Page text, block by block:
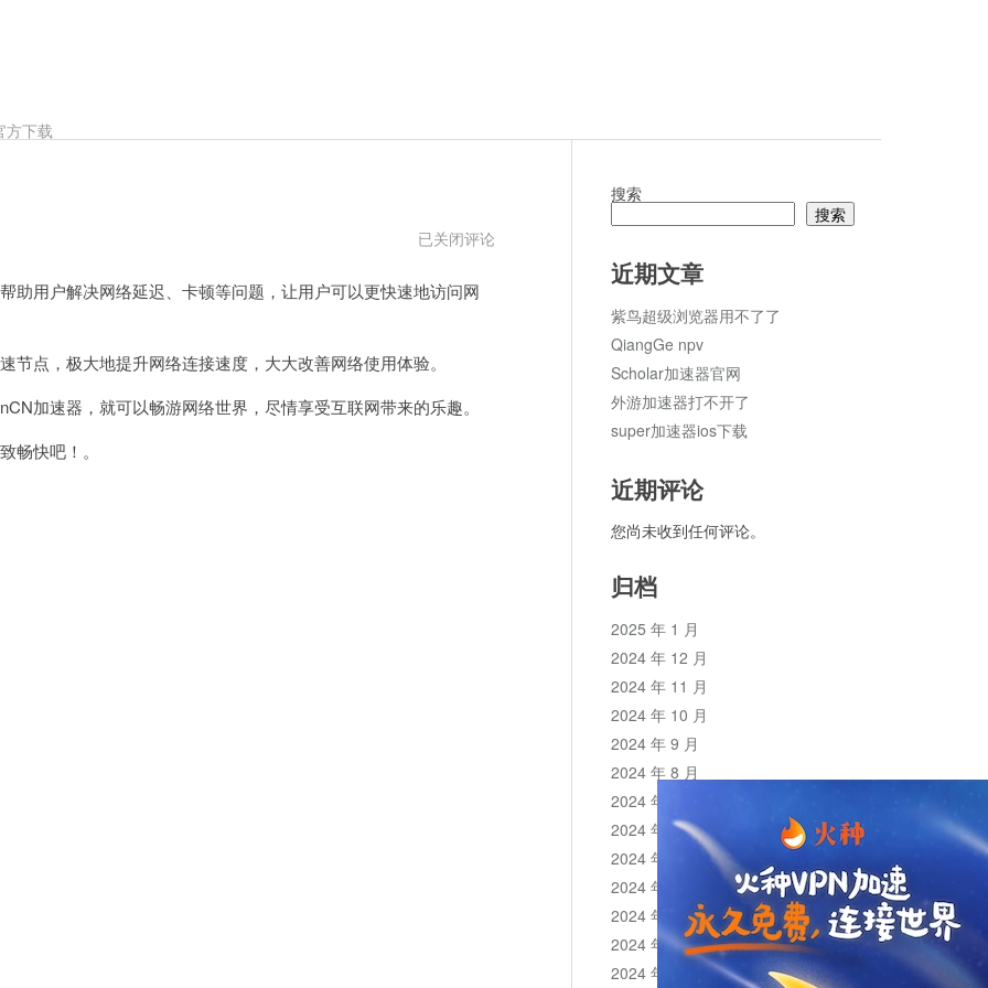
方下载
GoinCN
器
已关闭评论
用户解决网络延迟、卡顿等问题，让用户可以更快速地访问网
，极大地提升网络连接速度，大大改善网络使用体验。
速器，就可以畅游网络世界，尽情享受互联网带来的乐趣。
快吧！。
搜索
搜索
近期文章
紫鸟超级浏览器用不了了
QiangGe npv
Scholar加速器官网
外游加速器打不开了
super加速器ios下载
近期评论
您尚未收到任何评论。
归档
2025 年 1 月
2024 年 12 月
2024 年 11 月
2024 年 10 月
2024 年 9 月
2024 年 8 月
2024 年 7 月
2024 年 6 月
2024 年 5 月
2024 年 4 月
2024 年 3 月
2024 年 2 月
2024 年 1 月